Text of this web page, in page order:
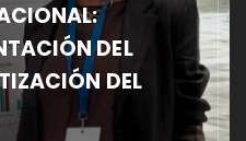
DEL
DEL